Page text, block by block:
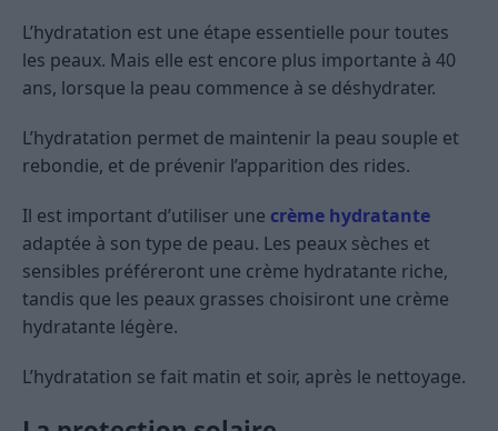
L’hydratation est une étape essentielle pour toutes
les peaux. Mais elle est encore plus importante à 40
ans, lorsque la peau commence à se déshydrater.
L’hydratation permet de maintenir la peau souple et
rebondie, et de prévenir l’apparition des rides.
Il est important d’utiliser une crème hydratante
adaptée à son type de peau. Les peaux sèches et
sensibles préféreront une crème hydratante riche,
tandis que les peaux grasses choisiront une crème
hydratante légère.
L’hydratation se fait matin et soir, après le nettoyage.